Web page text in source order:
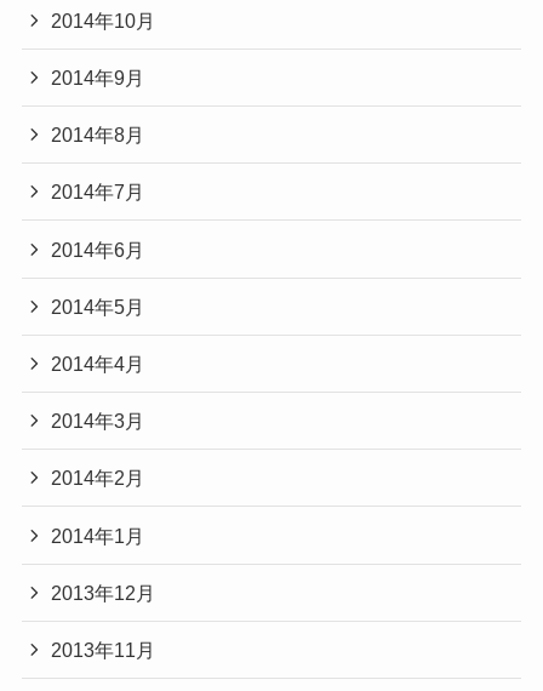
2014年10月
2014年9月
2014年8月
2014年7月
2014年6月
2014年5月
2014年4月
2014年3月
2014年2月
2014年1月
2013年12月
2013年11月